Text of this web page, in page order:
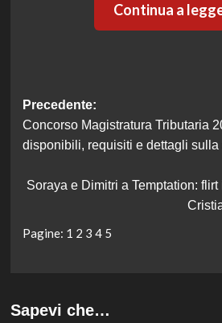
Continua a
Navigazione
articolo
Precedente:
Concorso Magistratura Tributaria
disponibili, requisiti e dettagli sulla
Soraya e Dimitri a Temptation:
Pagine: 1 2 3 4 5
Sapevi che…